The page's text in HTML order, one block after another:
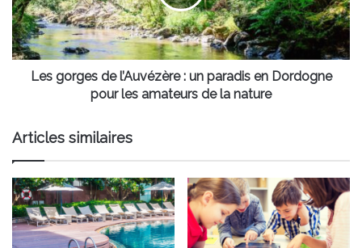
un
paradis
en
Dordogne
pour
la
nature
Les gorges de l’Auvézère : un paradis en Dordogne
pour les amateurs de la nature
Articles similaires